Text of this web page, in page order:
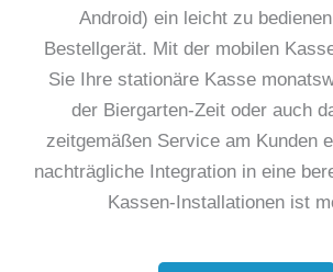
Android) ein leicht zu
Bestellgerät. Mit der mobilen
Sie Ihre stationäre Kasse
der Biergarten-Zeit oder auch
zeitgemäßen Service am Kunden
nachträgliche Integration in eine
Kassen-Installationen ist